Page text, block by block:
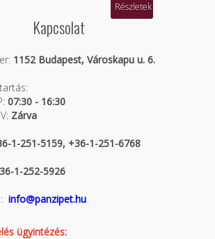
Részletek
Kapcsolat
1152 Budapest, Városkapu u. 6.
07:30 - 16:30
Zárva
1-251-5159, +36-1-251-6768
1-252-5926
info@panzipet.hu
ügyintézés: